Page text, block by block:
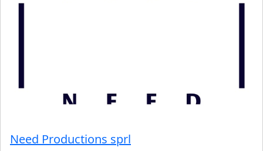
Need Productions sprl